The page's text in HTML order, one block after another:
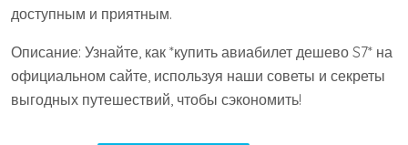
доступным и приятным.
Описание: Узнайте, как *купить авиабилет дешево S7* на
официальном сайте, используя наши советы и секреты
выгодных путешествий, чтобы сэкономить!